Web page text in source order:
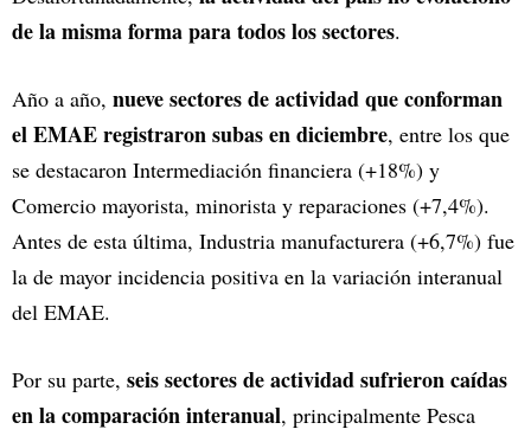
de la misma forma para todos los sectores.
Año a año, nueve sectores de actividad que conforman
el EMAE registraron subas en diciembre, entre los que
se destacaron Intermediación financiera (+18%) y
Comercio mayorista, minorista y reparaciones (+7,4%).
Antes de esta última, Industria manufacturera (+6,7%) fue
la de mayor incidencia positiva en la variación interanual
del EMAE.
Por su parte, seis sectores de actividad sufrieron caídas
en la comparación interanual, principalmente Pesca